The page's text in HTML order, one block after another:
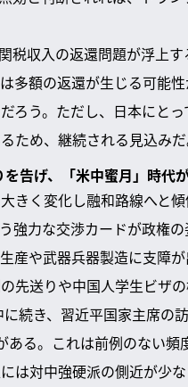
税収入の返還問題が浮上
多額の返還が生じる可能
ろう。ただし、日本にと
ため、継続される見込みだ
告げ、「米中蜜月」時代
きく変化し融和路線へと
強力な交渉カードが政権
産や武器兵器製造に支障
先送りや中国人学生ビザ
続き、習近平国家主席の
る。これは前例のない
は対中強硬派の側近が少